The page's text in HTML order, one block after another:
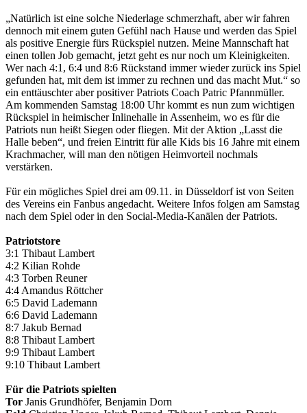
„Natürlich ist eine solche Niederlage schmerzhaft, aber wir fahren
dennoch mit einem guten Gefühl nach Hause und werden das Spiel
als positive Energie fürs Rückspiel nutzen. Meine Mannschaft hat
einen tollen Job gemacht, jetzt geht es nur noch um Kleinigkeiten.
Wer nach 4:1, 6:4 und 8:6 Rückstand immer wieder zurück ins Spiel
gefunden hat, mit dem ist immer zu rechnen und das macht Mut.“ so
ein enttäuschter aber positiver Patriots Coach Patric Pfannmüller.
Am kommenden Samstag 18:00 Uhr kommt es nun zum wichtigen
Rückspiel in heimischer Inlinehalle in Assenheim, wo es für die
Patriots nun heißt Siegen oder fliegen. Mit der Aktion „Lasst die
Halle beben“, und freien Eintritt für alle Kids bis 16 Jahre mit einem
Krachmacher, will man den nötigen Heimvorteil nochmals
verstärken.
Für ein mögliches Spiel drei am 09.11. in Düsseldorf ist von Seiten
des Vereins ein Fanbus angedacht. Weitere Infos folgen am Samstag
nach dem Spiel oder in den Social-Media-Kanälen der Patriots.
Patriotstore
3:1 Thibaut Lambert
4:2 Kilian Rohde
4:3 Torben Reuner
4:4 Amandus Röttcher
6:5 David Lademann
6:6 David Lademann
8:7 Jakub Bernad
8:8 Thibaut Lambert
9:9 Thibaut Lambert
9:10 Thibaut Lambert
Für die Patriots spielten
Tor Janis Grundhöfer, Benjamin Dorn